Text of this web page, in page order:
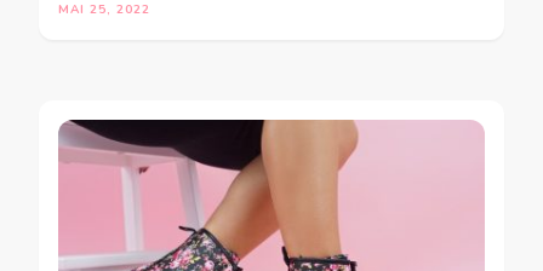
MAI 25, 2022